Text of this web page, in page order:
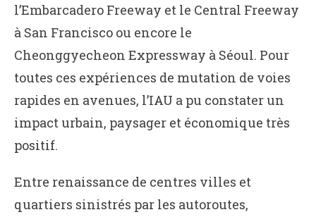
l’Embarcadero Freeway et le Central Freeway
à San Francisco ou encore le
Cheonggyecheon Expressway à Séoul. Pour
toutes ces expériences de mutation de voies
rapides en avenues, l’IAU a pu constater un
impact urbain, paysager et économique très
positif.
Entre renaissance de centres villes et
quartiers sinistrés par les autoroutes,